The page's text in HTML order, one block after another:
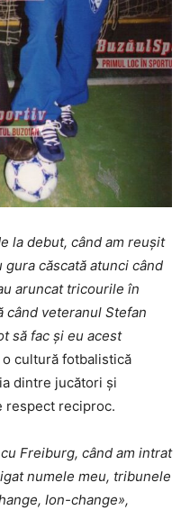
la debut, când am reușit
gura căscată atunci când
aruncat tricourile în
când veteranul Stefan
să fac și eu acest
cultură fotbalistică
dintre jucători și
respect reciproc.
Freiburg, când am intrat
numele meu, tribunele
Ion-change»,